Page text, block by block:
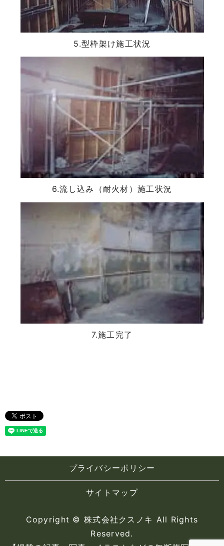
5.型枠架け施工状況
6.流し込み（耐火材）施工状況
7.施工完了
プライバシーポリシー
サイトマップ
Copyright © 株式会社クスノキ All Rights
Reserved.